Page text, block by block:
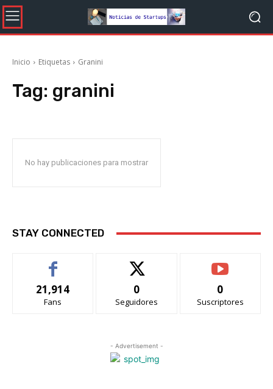
Inicio Etiquetas Granini
Tag: granini
No hay publicaciones para mostrar
STAY CONNECTED
21,914
Fans
0
Seguidores
0
Suscriptores
- Advertisement -